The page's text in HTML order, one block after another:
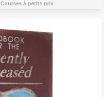
Courses à petits prix